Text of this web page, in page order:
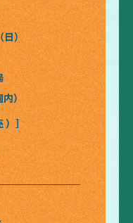
日）
内）
）］